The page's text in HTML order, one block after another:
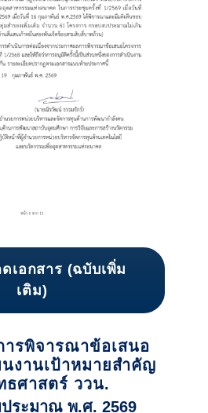
เอกสาร (ฉบับเพิ่ม
เติม)
ารพิจารณาข้อเสนอ
งานเป้าหมายสำคัญ
ธศาสตร์ ววน.
ระมาณ พ.ศ. 2569